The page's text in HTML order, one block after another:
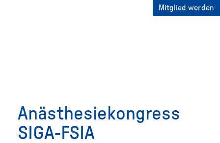
Mitglied werden
Anästhesiekongress
SIGA-FSIA